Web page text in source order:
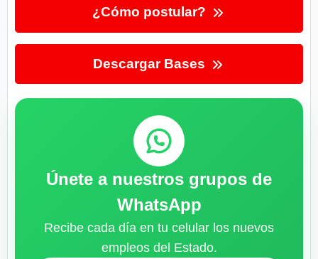
¿Cómo postular?
Descargar Bases
Únete a nuestros grupos de
WhatsApp
Recibe cada día en tu celular los nuevos
empleos del Estado.